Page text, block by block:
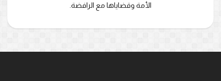
الأمة وقضاياها مع الرافضة.